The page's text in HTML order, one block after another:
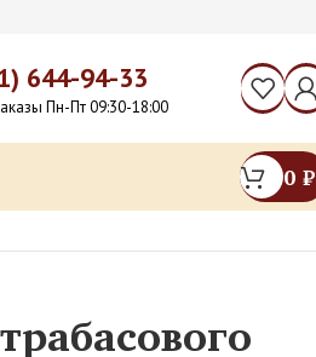
644-94-33
Пн-Пт 09:30-18:00
0 ₽